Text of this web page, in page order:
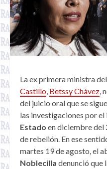
La ex primera ministra
Castillo Betssy Chávez ,
del juicio oral que se
las investigaciones por
Estado en diciembre del
de rebelión. En ese
martes 19 de agosto, el
Noblecilla denunció que